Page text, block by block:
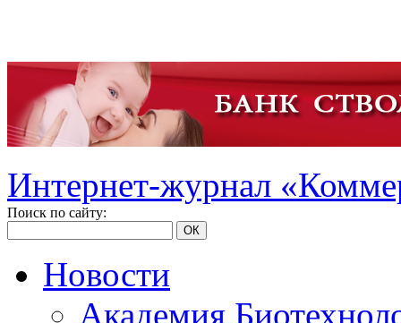
Интернет-журнал
Поиск по сайту:
ОК
Новости
Академия